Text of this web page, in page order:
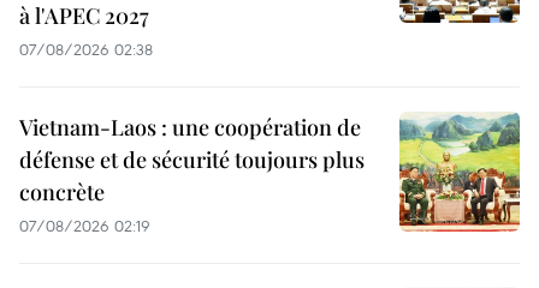
à l'APEC 2027
07/08/2026 02:38
Vietnam-Laos : une coopération de
défense et de sécurité toujours plus
concrète
07/08/2026 02:19